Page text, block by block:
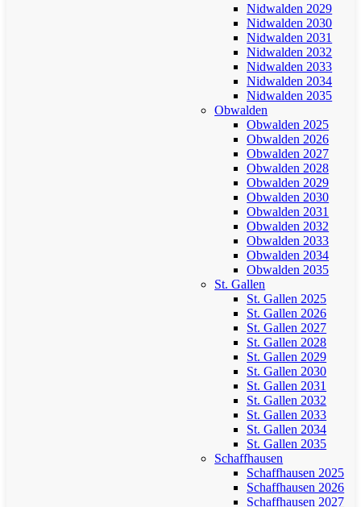
Nidwalden 2029
Nidwalden 2030
Nidwalden 2031
Nidwalden 2032
Nidwalden 2033
Nidwalden 2034
Nidwalden 2035
Obwalden
Obwalden 2025
Obwalden 2026
Obwalden 2027
Obwalden 2028
Obwalden 2029
Obwalden 2030
Obwalden 2031
Obwalden 2032
Obwalden 2033
Obwalden 2034
Obwalden 2035
St. Gallen
St. Gallen 2025
St. Gallen 2026
St. Gallen 2027
St. Gallen 2028
St. Gallen 2029
St. Gallen 2030
St. Gallen 2031
St. Gallen 2032
St. Gallen 2033
St. Gallen 2034
St. Gallen 2035
Schaffhausen
Schaffhausen 2025
Schaffhausen 2026
Schaffhausen 2027